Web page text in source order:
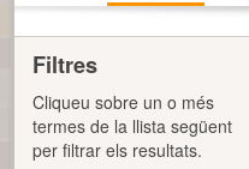
Filtres
Cliqueu sobre un o més
termes de la llista següent
per filtrar els resultats.